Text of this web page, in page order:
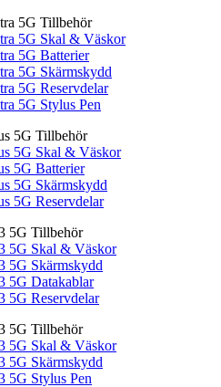
5G Tillbehör
5G Skal & Väskor
5G Batterier
5G Skärmskydd
5G Reservdelar
5G Stylus Pen
5G Tillbehör
5G Skal & Väskor
5G Batterier
5G Skärmskydd
5G Reservdelar
5G Tillbehör
5G Skal & Väskor
5G Skärmskydd
5G Datakablar
5G Reservdelar
5G Tillbehör
5G Skal & Väskor
5G Skärmskydd
5G Stylus Pen